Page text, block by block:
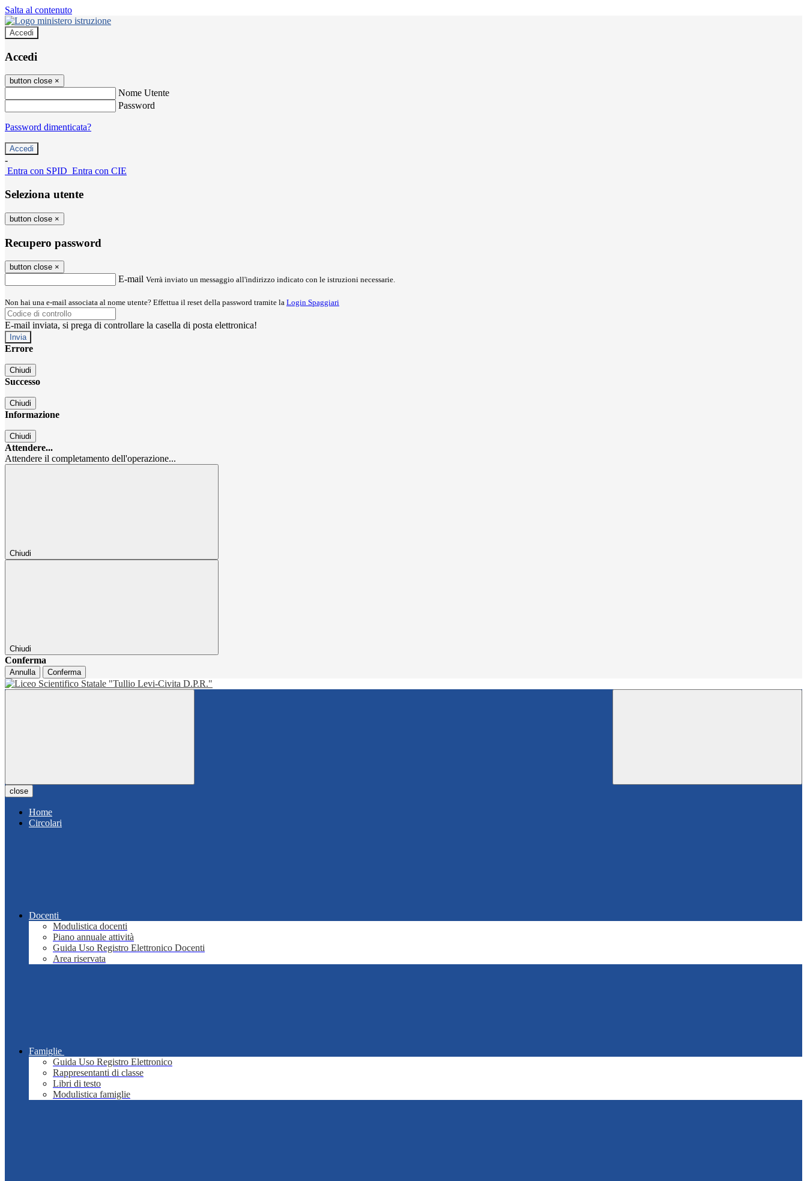
Salta al contenuto
Accedi
Accedi
button close ×
Nome Utente
Password
Password dimenticata?
-
Entra con SPID Entra con CIE
Seleziona utente
button close ×
Recupero password
button close ×
E-mail Verrà inviato un messaggio all'indirizzo indicato con le istruzioni necessarie.
Non hai una e-mail associata al nome utente? Effettua il reset della password tramite la Login Spaggiari
E-mail inviata, si prega di controllare la casella di posta elettronica!
Errore
Chiudi
Successo
Chiudi
Informazione
Chiudi
Attendere...
Attendere il completamento dell'operazione...
Chiudi
Chiudi
Conferma
Annulla Conferma
close
Home
Circolari
Docenti
Modulistica docenti
Piano annuale attività
Guida Uso Registro Elettronico Docenti
Area riservata
Famiglie
Guida Uso Registro Elettronico
Rappresentanti di classe
Libri di testo
Modulistica famiglie